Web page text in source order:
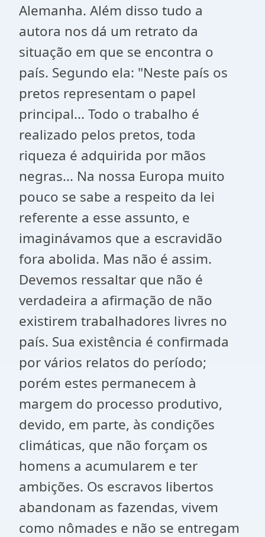
Alemanha. Além disso tudo a
autora nos dá um retrato da
situação em que se encontra o
país. Segundo ela: "Neste país os
pretos representam o papel
principal... Todo o trabalho é
realizado pelos pretos, toda
riqueza é adquirida por mãos
negras... Na nossa Europa muito
pouco se sabe a respeito da lei
referente a esse assunto, e
imaginávamos que a escravidão
fora abolida. Mas não é assim.
Devemos ressaltar que não é
verdadeira a afirmação de não
existirem trabalhadores livres no
país. Sua existência é confirmada
por vários relatos do período;
porém estes permanecem à
margem do processo produtivo,
devido, em parte, às condições
climáticas, que não forçam os
homens a acumularem e ter
ambições. Os escravos libertos
abandonam as fazendas, vivem
como nômades e não se entregam